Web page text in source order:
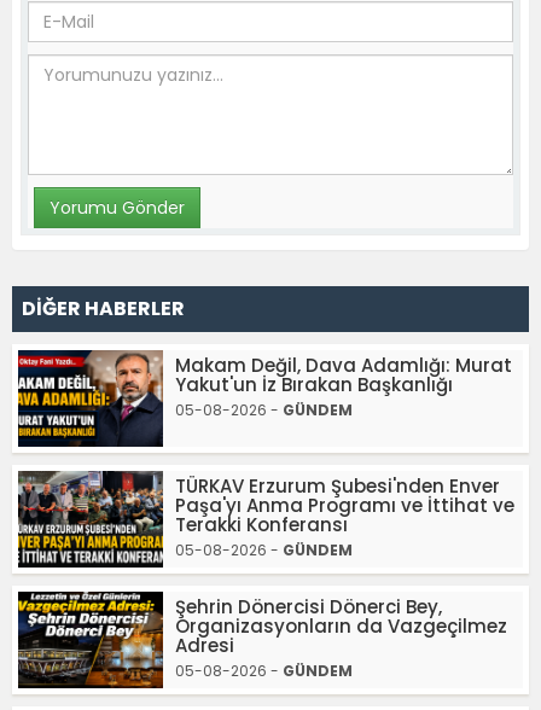
DİĞER HABERLER
Makam Değil, Dava Adamlığı: Murat
Yakut'un İz Bırakan Başkanlığı
05-08-2026 - GÜNDEM
TÜRKAV Erzurum Şubesi'nden Enver
Paşa'yı Anma Programı ve İttihat ve
Terakki Konferansı
05-08-2026 - GÜNDEM
Şehrin Dönercisi Dönerci Bey,
Organizasyonların da Vazgeçilmez
Adresi
05-08-2026 - GÜNDEM